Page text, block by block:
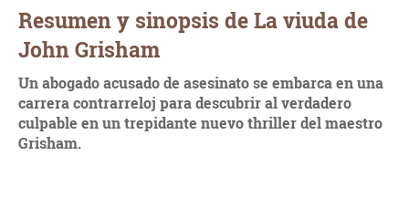
Resumen y sinopsis de La viuda de
John Grisham
Un abogado acusado de asesinato se embarca en una
carrera contrarreloj para descubrir al verdadero
culpable en un trepidante nuevo thriller del maestro
Grisham.